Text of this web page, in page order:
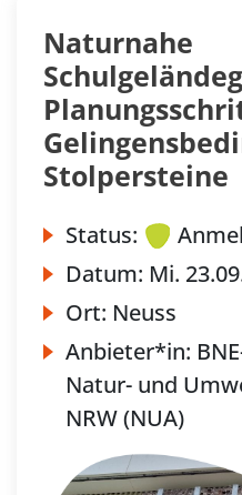
Naturnahe
Stolpersteine
Status:
Datum: Mi.
Ort: Neuss
Anbieter*in:
Natur- und
NRW (NUA)